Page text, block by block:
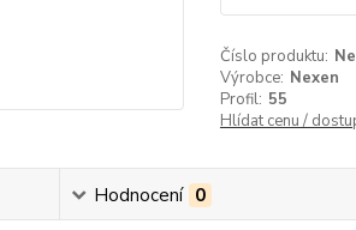
Číslo produktu:
Výrobce: Nexen
Profil: 55
Hlídat cenu /
Hodnocení 0